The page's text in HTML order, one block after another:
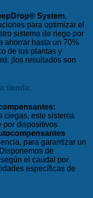
System,
para optimizar el
sistema de riego por
ahorrar hasta un 70%
de tus plantas y
¡los resultados son
tienda:
ciegas, este sistema
por dispositivos
para garantizar un
de
el caudal por
específicas de